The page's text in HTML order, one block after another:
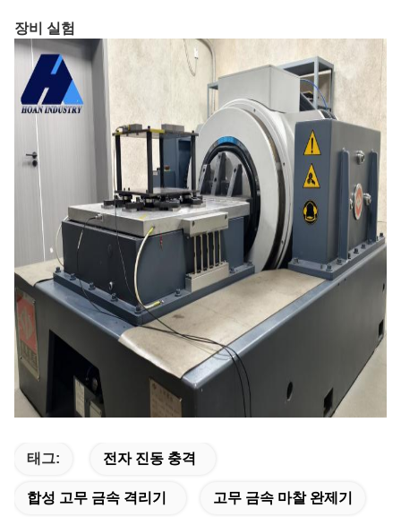
장비 실험
태그: 전자 진동 충격
합성 고무 금속 격리기 고무 금속 마찰 완제기